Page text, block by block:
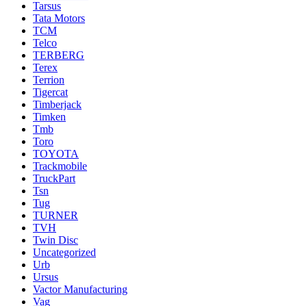
Tarsus
Tata Motors
TCM
Telco
TERBERG
Terex
Terrion
Tigercat
Timberjack
Timken
Tmb
Toro
TOYOTA
Trackmobile
TruckPart
Tsn
Tug
TURNER
TVH
Twin Disc
Uncategorized
Urb
Ursus
Vactor Manufacturing
Vag